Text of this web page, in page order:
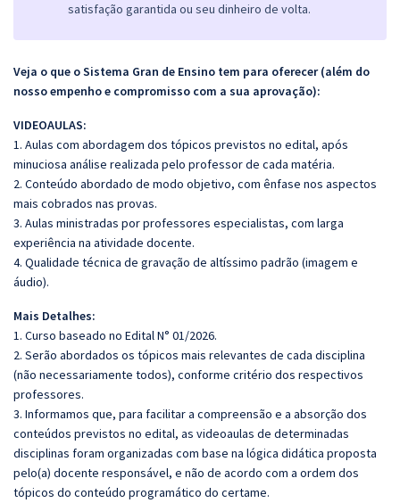
satisfação garantida ou seu dinheiro de volta.
Veja o que o Sistema Gran de Ensino tem para oferecer (além do
nosso empenho e compromisso com a sua aprovação):
VIDEOAULAS:
1. Aulas com abordagem dos tópicos previstos no edital, após
minuciosa análise realizada pelo professor de cada matéria.
2. Conteúdo abordado de modo objetivo, com ênfase nos aspectos
mais cobrados nas provas.
3. Aulas ministradas por professores especialistas, com larga
experiência na atividade docente.
4. Qualidade técnica de gravação de altíssimo padrão (imagem e
áudio).
Mais Detalhes:
1. Curso baseado no Edital N° 01/2026.
2. Serão abordados os tópicos mais relevantes de cada disciplina
(não necessariamente todos), conforme critério dos respectivos
professores.
3. Informamos que, para facilitar a compreensão e a absorção dos
conteúdos previstos no edital, as videoaulas de determinadas
disciplinas foram organizadas com base na lógica didática proposta
pelo(a) docente responsável, e não de acordo com a ordem dos
tópicos do conteúdo programático do certame.